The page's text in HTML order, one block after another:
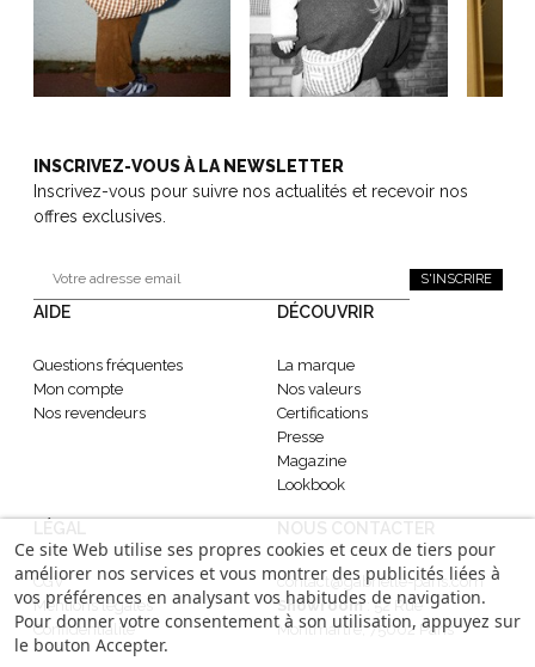
INSCRIVEZ-VOUS À LA NEWSLETTER
Inscrivez-vous pour suivre nos actualités et recevoir nos
offres exclusives.
S'INSCRIRE
AIDE
Questions fréquentes
Mon compte
Nos revendeurs
DÉCOUVRIR
La marque
Nos valeurs
Certifications
Presse
Magazine
Lookbook
CGV
Mentions légales
Confidentialité
contact@gabrielle-paris.com
Showroom: 52 Rue
Montmartre, 75002 Paris
Ce site Web utilise ses propres cookies et ceux de tiers pour
améliorer nos services et vous montrer des publicités liées à
vos préférences en analysant vos habitudes de navigation.
Pour donner votre consentement à son utilisation, appuyez sur
le bouton Accepter.